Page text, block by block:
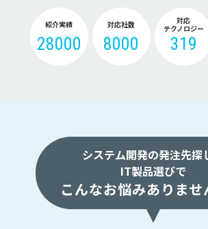
紹介実績
28000
対応社数
8000
対応
テクノロジー
319
システム開発の発注先探
IT製品選びで
こんなお悩みありませ